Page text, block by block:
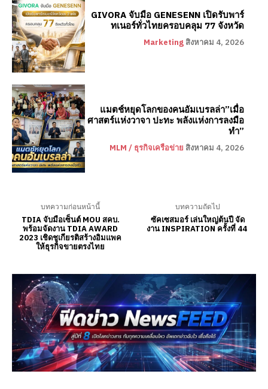
GIVORA จับมือ GENESENN เปิดรับพาร์
ทเนอร์ทั่วไทยครอบคลุม 77 จังหวัด
Marketing สิงหาคม 4, 2026
แมตช์หยุดโลกของคนอัมเบรลล่า”เมื่อ
ศาสตร์แห่งวาจา ปะทะ พลังแห่งการลงมือ
ทำ”
MLM / ธุรกิจเครือข่าย สิงหาคม 4, 2026
บทความก่อนหน้านี้
TDIA จับมือเซ็นต์ MOU สคบ.
พร้อมจัดงาน TDIA AWARD
2023 เชิดชูเกียรติสร้างอิมแพค
ให้ธุรกิจขายตรงไทย
บทความถัดไป
ซัคเซสมอร์ เล่นใหญ่ต้นปี จัด
งาน INSPIRATION ครั้งที่ 44